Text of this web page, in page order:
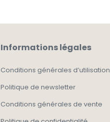
Informations légales
Conditions générales d’utilisation
Politique de newsletter
Conditions générales de vente